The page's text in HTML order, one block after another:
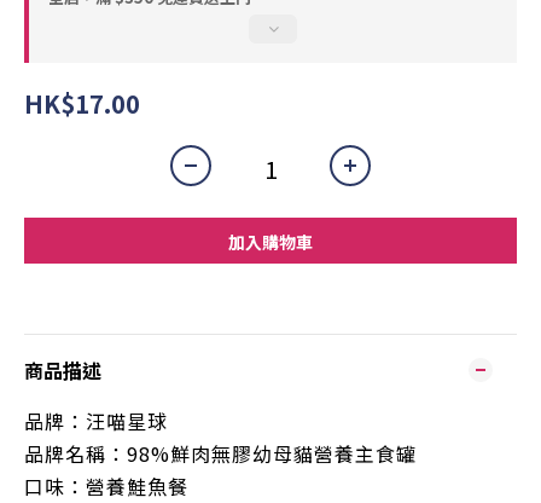
HK$17.00
加入購物車
商品描述
品牌：汪喵星球
品牌名稱：98%鮮肉無膠幼母貓營養主食罐
口味： 營養鮭魚餐